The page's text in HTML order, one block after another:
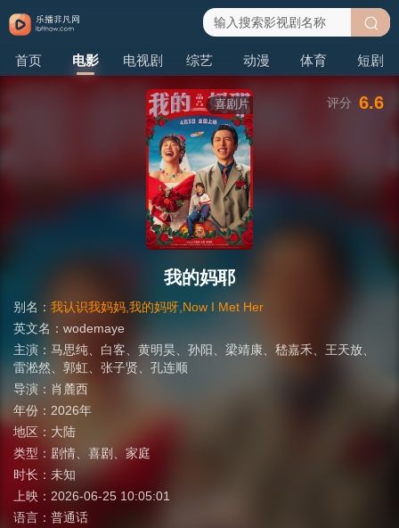
首页 电影 电视剧 综艺 动漫 体育 短剧
搜
喜剧片
我的妈耶
别名： 我认识我妈妈,我的妈呀,Now I Met Her
英文名： wodemaye
主演： 马思纯 白客 黄明昊 孙阳 梁靖康 嵇嘉禾 王天放
雷淞然
郭虹 张子贤
孔连顺
导演： 肖麓西
年份： 2026年
地区： 大陆
类型： 剧情 喜剧
家庭
时长： 未知
上映： 2026-06-25 10:05:01
语言： 普通话
评分 6.6